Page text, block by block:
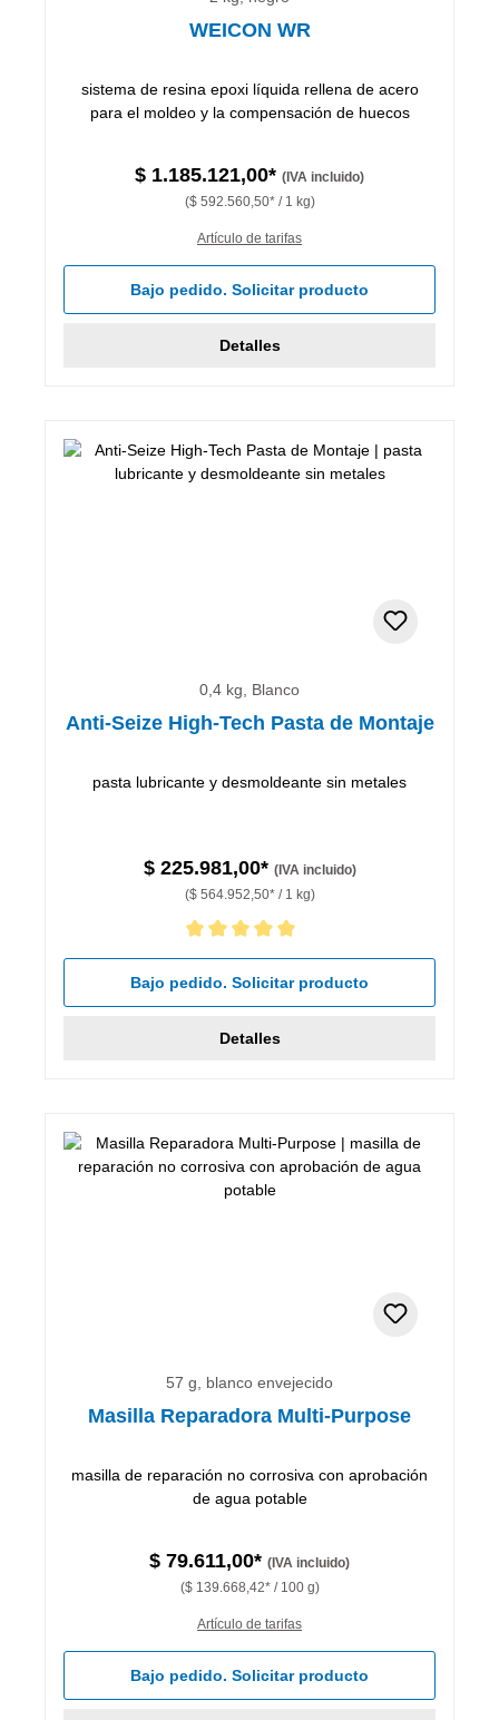
WEICON WR
sistema de resina epoxi líquida rellena de acero
para el moldeo y la compensación de huecos
$ 1.185.121,00* (IVA incluido)
($ 592.560,50* / 1 kg)
Artículo de tarifas
Bajo pedido. Solicitar producto
Detalles
0,4 kg, Blanco
Anti-Seize High-Tech Pasta de Montaje
pasta lubricante y desmoldeante sin metales
$ 225.981,00* (IVA incluido)
($ 564.952,50* / 1 kg)
Calificación promedio de 5 de 5 estrellas
Bajo pedido. Solicitar producto
Detalles
57 g, blanco envejecido
Masilla Reparadora Multi-Purpose
masilla de reparación no corrosiva con aprobación
de agua potable
$ 79.611,00* (IVA incluido)
($ 139.668,42* / 100 g)
Artículo de tarifas
Bajo pedido. Solicitar producto